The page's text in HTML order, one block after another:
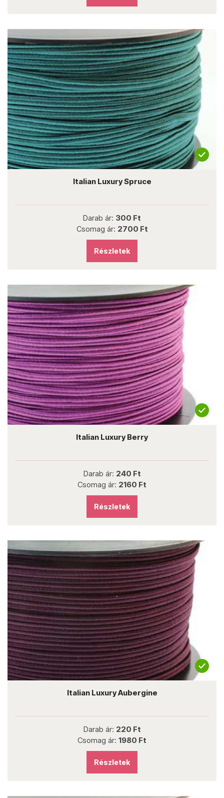
Italian Luxury Spruce
Darab ár: 300 Ft
Csomag ár: 2700 Ft
Részletek
Italian Luxury Berry
Darab ár: 240 Ft
Csomag ár: 2160 Ft
Részletek
Italian Luxury Aubergine
Darab ár: 220 Ft
Csomag ár: 1980 Ft
Részletek